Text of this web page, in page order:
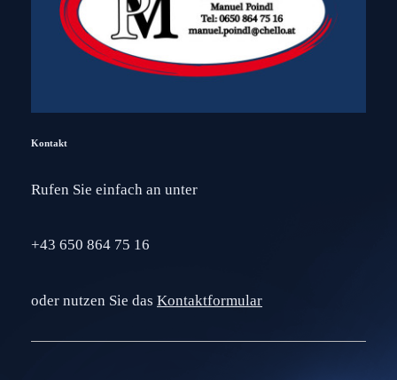
Kontakt
Rufen Sie einfach an unter
+43 650 864 75 16
oder nutzen Sie das Kontaktformular